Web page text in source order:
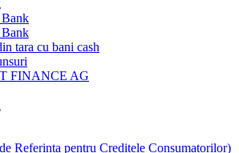
Bank
Bank
tara cu bani cash
FINANCE AG
Referinta pentru Creditele Consumatorilor)